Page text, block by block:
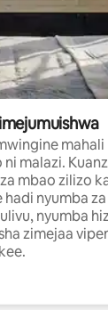
mahali
malazi.
mbao zilizo
hadi nyumba
nyumba
zimejaa